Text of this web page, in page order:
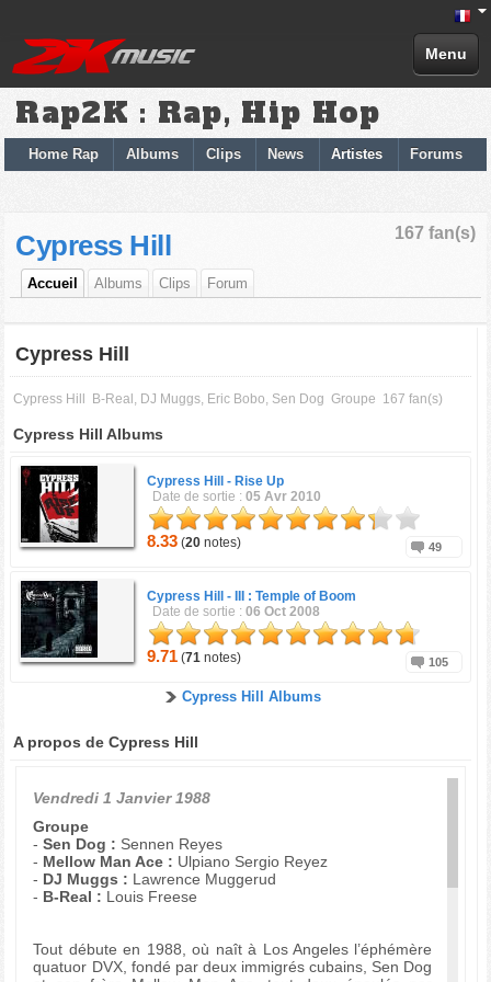
Menu
Rap2K : Rap, Hip Hop
Home Rap Albums Clips News Artistes Forums
167 fan(s)
Cypress Hill
Accueil Albums Clips Forum
Cypress Hill
Cypress Hill B-Real, DJ Muggs, Eric Bobo, Sen Dog Groupe 167 fan(s)
Cypress Hill Albums
Cypress Hill - Rise Up
Date de sortie :05 Avr 2010
8.33 (20 notes) 49
Cypress Hill -
III : Temple of Boom
Date de sortie :06 Oct 2008
9.71 (71 notes) 105
Cypress Hill Albums
A propos de Cypress Hill
Vendredi 1 Janvier 1988
Groupe
-Sen Dog : Sennen Reyes
- Mellow Man Ace : Ulpiano Sergio Reyez
- DJ Muggs : Lawrence Muggerud
- B-Real : Louis Freese
Tout débute en 1988, où naît à Los Angeles l’éphémère
quatuor DVX, fondé par deux immigrés cubains, Sen Dog